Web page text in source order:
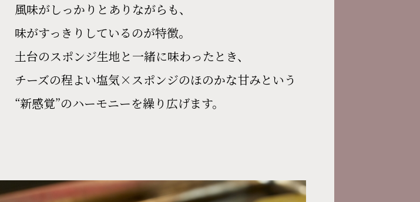
風味がしっかりとありながらも、
味がすっきりしているのが特徴。
土台のスポンジ生地と一緒に味わったとき、
チーズの程よい塩気×スポンジのほのかな甘みという
“新感覚”のハーモニーを繰り広げます。